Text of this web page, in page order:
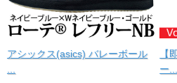
アシックス(asics) バレーボール
【
ー...